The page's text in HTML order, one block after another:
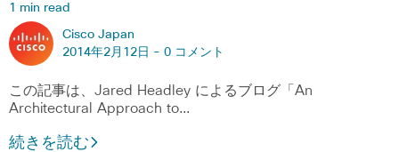
1 min read
Cisco Japan
2014年2月12日 - 0 コメント
この記事は、Jared Headley によるブログ「An
Architectural Approach to…
続きを読む